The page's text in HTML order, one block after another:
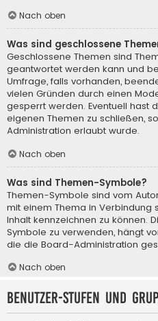
Nach oben
Was sind geschlossene
Geschlossene Themen sind
geantwortet werden kann und
Umfrage, falls vorhanden,
vielen Gründen durch einen
gesperrt werden. Eventuell hast
eigenen Themen zu schließen,
Administration erlaubt wurde.
Nach oben
Was sind Themen-Symbole?
Themen-Symbole sind vom
mit einem Thema in Verbindung
Inhalt kennzeichnen zu können.
Symbole zu verwenden, hängt
die die Board-Administration
Nach oben
Benutzer-Stufen und